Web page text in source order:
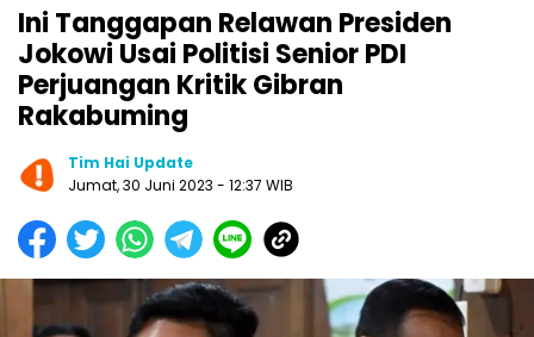
Ini Tanggapan Relawan Presiden
Jokowi Usai Politisi Senior PDI
Perjuangan Kritik Gibran
Rakabuming
Tim Hai Update
Jumat, 30 Juni 2023 - 12:37 WIB